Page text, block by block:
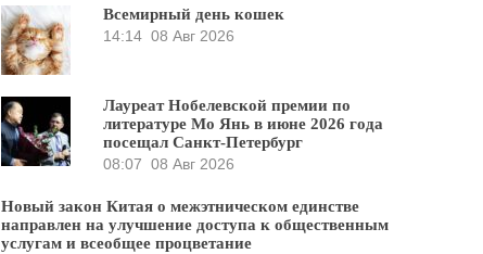
Всемирный день кошек
14:14 08 Авг 2026
Лауреат Нобелевской премии по
литературе Мо Янь в июне 2026 года
посещал Санкт-Петербург
08:07 08 Авг 2026
Новый закон Китая о межэтническом единстве
направлен на улучшение доступа к общественным
услугам и всеобщее процветание